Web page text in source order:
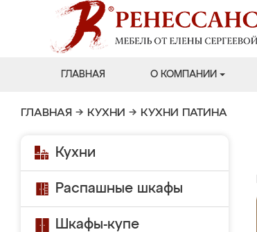
ГЛАВНАЯ О КОМПАНИИ
ГЛАВНАЯ → КУХНИ → КУХНИ ПАТИНА
Кухни
Распашные шкафы
Шкафы-купе